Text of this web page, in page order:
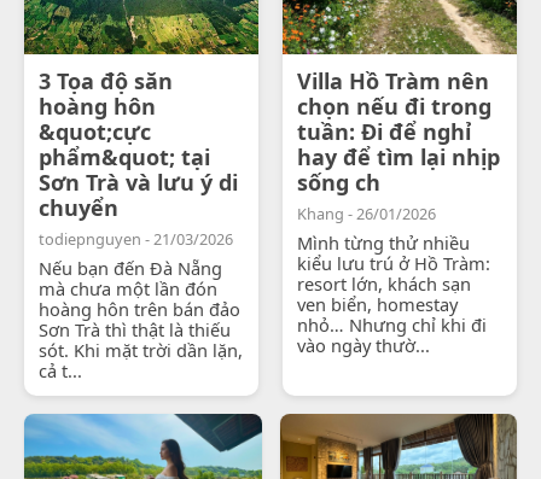
3 Tọa độ săn
hoàng hôn
&quot;cực
phẩm&quot; tại
Sơn Trà và lưu ý di
chuyển
todiepnguyen - 21/03/2026
Nếu bạn đến Đà Nẵng
mà chưa một lần đón
hoàng hôn trên bán đảo
Sơn Trà thì thật là thiếu
sót. Khi mặt trời dần lặn,
cả t...
Villa Hồ Tràm nên
chọn nếu đi trong
tuần: Đi để nghỉ
hay để tìm lại nhịp
sống ch
Khang - 26/01/2026
Mình từng thử nhiều
kiểu lưu trú ở Hồ Tràm:
resort lớn, khách sạn
ven biển, homestay
nhỏ… Nhưng chỉ khi đi
vào ngày thườ...